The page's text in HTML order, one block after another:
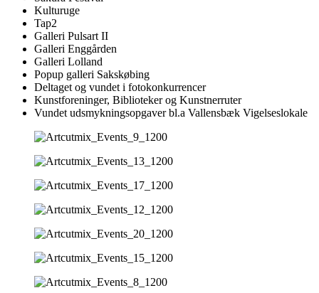
Kulturuge
Tap2
Galleri Pulsart II
Galleri Enggården
Galleri Lolland
Popup galleri Sakskøbing
Deltaget og vundet i fotokonkurrencer
Kunstforeninger, Biblioteker og Kunstnerruter
Vundet udsmykningsopgaver bl.a Vallensbæk Vigelseslokale